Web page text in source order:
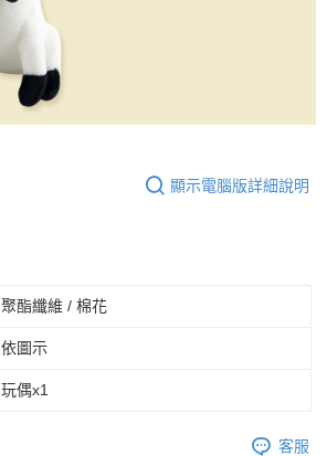
顯示電腦版詳細說明
聚酯纖維 / 棉花
依圖示
玩偶x1
客服